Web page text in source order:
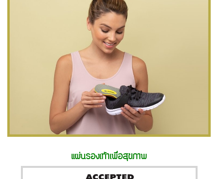
แผ่นรองเท้าเพื่อสุขภาพ